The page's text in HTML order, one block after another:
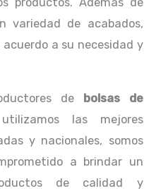
variedad de acabados,
a su necesidad y
de bolsas de
las mejores
y nacionales, somos
a brindar un
de calidad y